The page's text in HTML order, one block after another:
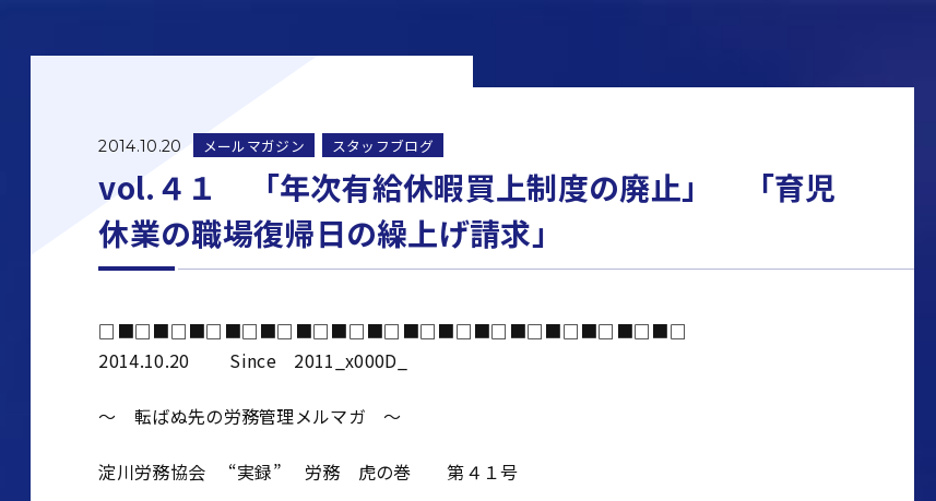
2014.10.20 メールマガジン スタッフブログ
vol.４１ 「年次有給休暇買上制度の廃止」 「育児
休業の職場復帰日の繰上げ請求」
□■□■□■□■□■□■□■□■□■□■□■□■□■□■□■□■□
2014.10.20 Since 2011_x000D_
～ 転ばぬ先の労務管理メルマガ ～
淀川労務協会 “実録” 労務 虎の巻 第４１号